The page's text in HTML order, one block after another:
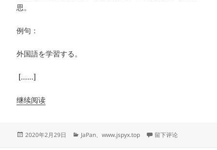
思。
例句：
外国語を学習する。
[……]
继续阅读
发
2020年2月29日
分
JaPan、www.jspyx.top 于“学习”的四种日语表
留下评论